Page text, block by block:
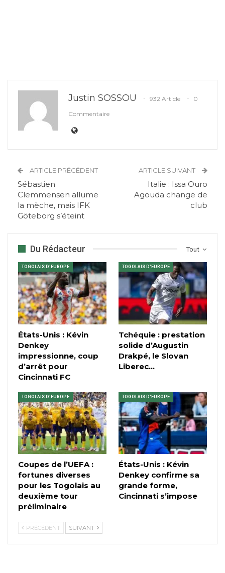
Justin SOSSOU 932 Article
0
Commentaire
ARTICLE PRÉCÉDENT
Sébastien
Clemmensen allume
la mèche, mais IFK
Göteborg s’éteint
ARTICLE SUIVANT
Italie : Issa Ouro
Agouda change de
club
Tout
Du Rédacteur
TOGOLAIS D'EUROPE
États-Unis : Kévin
Denkey
impressionne, coup
d’arrêt pour
Cincinnati FC
TOGOLAIS D'EUROPE
Tchéquie : prestation
solide d’Augustin
Drakpé, le Slovan
Liberec…
TOGOLAIS D'EUROPE
Coupes de l’UEFA :
fortunes diverses
pour les Togolais au
deuxième tour
préliminaire
TOGOLAIS D'EUROPE
États-Unis : Kévin
Denkey confirme sa
grande forme,
Cincinnati s’impose
PRÉCÉDENT SUIVANT